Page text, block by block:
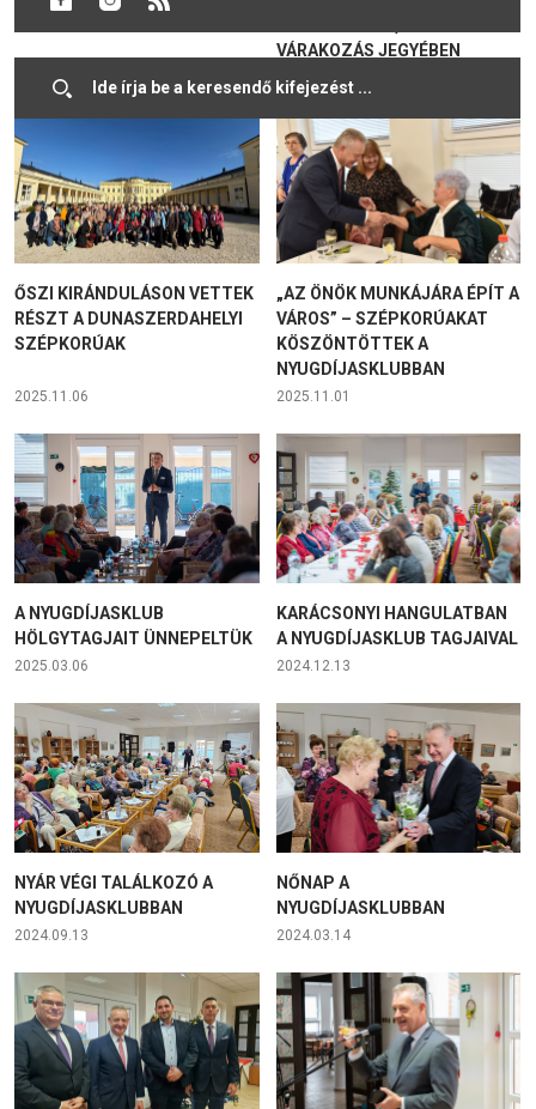
2026.03.12
VÁRAKOZÁS JEGYÉBEN
2025.12.13
ŐSZI KIRÁNDULÁSON VETTEK
RÉSZT A DUNASZERDAHELYI
SZÉPKORÚAK
2025.11.06
„AZ ÖNÖK MUNKÁJÁRA ÉPÍT A
VÁROS” – SZÉPKORÚAKAT
KÖSZÖNTÖTTEK A
NYUGDÍJASKLUBBAN
2025.11.01
A NYUGDÍJASKLUB
HÖLGYTAGJAIT ÜNNEPELTÜK
2025.03.06
KARÁCSONYI HANGULATBAN
A NYUGDÍJASKLUB TAGJAIVAL
2024.12.13
NYÁR VÉGI TALÁLKOZÓ A
NYUGDÍJASKLUBBAN
2024.09.13
NŐNAP A
NYUGDÍJASKLUBBAN
2024.03.14